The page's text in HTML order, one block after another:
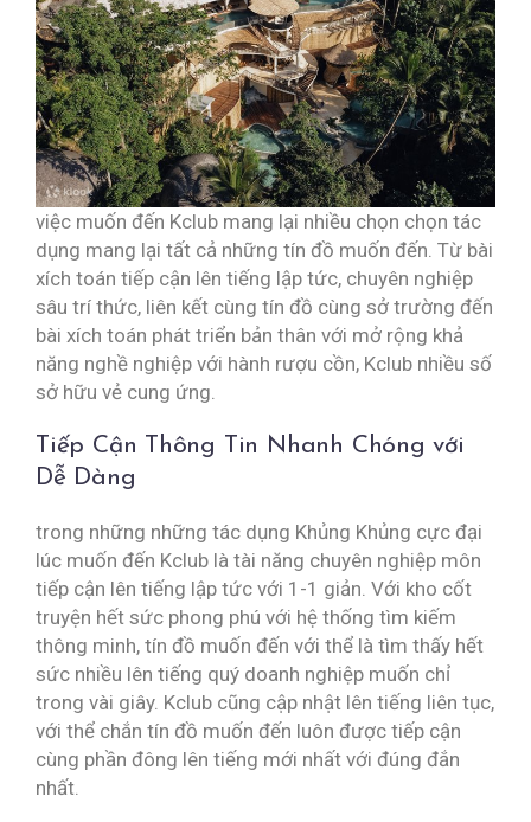
việc muốn đến Kclub mang lại nhiều chọn chọn tác
dụng mang lại tất cả những tín đồ muốn đến. Từ bài
xích toán tiếp cận lên tiếng lập tức, chuyên nghiệp
sâu trí thức, liên kết cùng tín đồ cùng sở trường đến
bài xích toán phát triển bản thân với mở rộng khả
năng nghề nghiệp với hành rượu cồn, Kclub nhiều số
sở hữu vẻ cung ứng.
Tiếp Cận Thông Tin Nhanh Chóng với
Dễ Dàng
trong những những tác dụng Khủng Khủng cực đại
lúc muốn đến Kclub là tài năng chuyên nghiệp môn
tiếp cận lên tiếng lập tức với 1-1 giản. Với kho cốt
truyện hết sức phong phú với hệ thống tìm kiếm
thông minh, tín đồ muốn đến với thể là tìm thấy hết
sức nhiều lên tiếng quý doanh nghiệp muốn chỉ
trong vài giây. Kclub cũng cập nhật lên tiếng liên tục,
với thể chắn tín đồ muốn đến luôn được tiếp cận
cùng phần đông lên tiếng mới nhất với đúng đắn
nhất.